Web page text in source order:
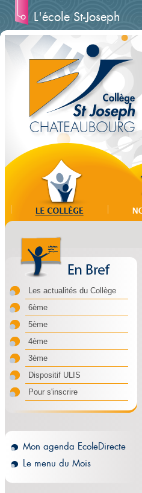
L'école St-Joseph
Les actualités du Collège
6ème
5ème
4ème
3ème
Dispositif ULIS
Pour s'inscrire
Mon agenda EcoleDirecte
Le menu du Mois